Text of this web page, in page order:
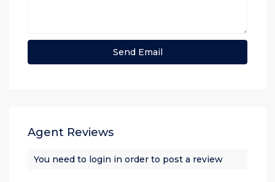
Agent Reviews
You need to login in order to post a review